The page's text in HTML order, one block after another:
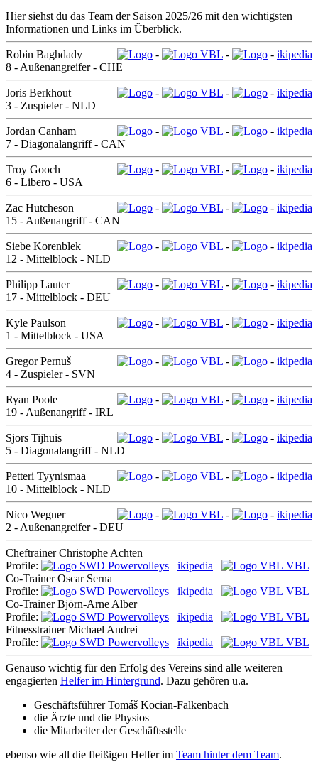
Hier siehst du das Team der Saison 2025/26 mit den wichtigsten
Informationen und Links im Überblick.
- VBL - - ikipedia
Robin Baghdady
8 - Außenangreifer - CHE
- VBL - - ikipedia
Joris Berkhout
3 - Zuspieler - NLD
- VBL - - ikipedia
Jordan Canham
7 - Diagonalangriff - CAN
- VBL - - ikipedia
Troy Gooch
6 - Libero - USA
- VBL - - ikipedia
Zac Hutcheson
15 - Außenangriff - CAN
- VBL - - ikipedia
Siebe Korenblek
12 - Mittelblock - NLD
- VBL - - ikipedia
Philipp Lauter
17 - Mittelblock - DEU
- VBL - - ikipedia
Kyle Paulson
1 - Mittelblock - USA
- VBL - - ikipedia
Gregor Pernuš
4 - Zuspieler - SVN
- VBL - - ikipedia
Ryan Poole
19 - Außenangriff - IRL
- VBL - - ikipedia
Sjors Tijhuis
5 - Diagonalangriff - NLD
- VBL - - ikipedia
Petteri Tyynismaa
10 - Mittelblock - NLD
- VBL - - ikipedia
Nico Wegner
2 - Außenangreifer - DEU
Cheftrainer Christophe Achten
Profile:
ikipedia
VBL
Co-Trainer Oscar Serna
Profile:
ikipedia
VBL
Co-Trainer Björn-Arne Alber
Profile:
ikipedia
VBL
Fitnesstrainer Michael Andrei
Profile:
ikipedia VBL
Genauso wichtig für den Erfolg des Vereins sind alle weiteren
engagierten Helfer im Hintergrund. Dazu gehören u.a.
Geschäftsführer Tomáš Kocian-Falkenbach
die Ärzte und die Physios
die Mitarbeiter der Geschäftsstelle
ebenso wie all die fleißigen Helfer im Team hinter dem Team.